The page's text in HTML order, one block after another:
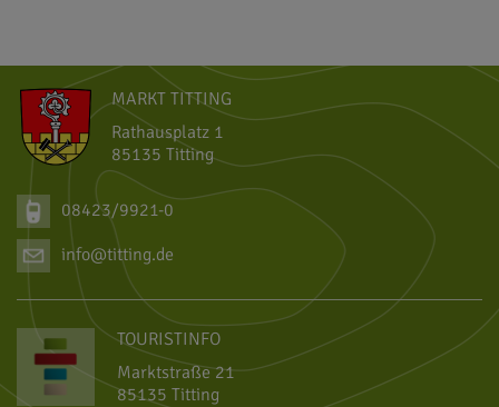
MARKT TITTING
Rathausplatz 1
85135 Titting
08423/9921-0
info@titting.de
TOURISTINFO
Marktstraße 21
85135 Titting